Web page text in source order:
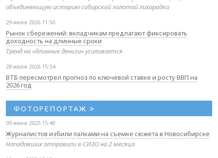
объединяющую историю сибирской золотой лихорадки
29 июля 2026 11:50
Рынок сбережений: вкладчикам предлагают фиксировать
доходность на длинные сроки
Тренд на «длинные деньги» усиливается
28 июля 2026 15:54
ВТБ пересмотрел прогноз по ключевой ставке и росту ВВП на
2026 год
ФОТОРЕПОРТАЖ >
09 июня 2025 15:40
Журналистов избили палками на съемке сюжета в Новосибирске
Нападавших отправили в СИЗО на 2 месяца